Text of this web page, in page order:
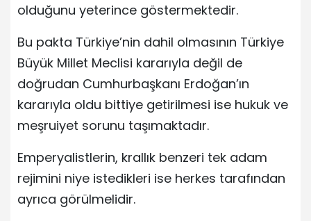
olduğunu yeterince göstermektedir.
Bu pakta Türkiye’nin dahil olmasının Türkiye
Büyük Millet Meclisi kararıyla değil de
doğrudan Cumhurbaşkanı Erdoğan’ın
kararıyla oldu bittiye getirilmesi ise hukuk ve
meşruiyet sorunu taşımaktadır.
Emperyalistlerin, krallık benzeri tek adam
rejimini niye istedikleri ise herkes tarafından
ayrıca görülmelidir.